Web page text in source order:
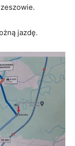
jazdę.